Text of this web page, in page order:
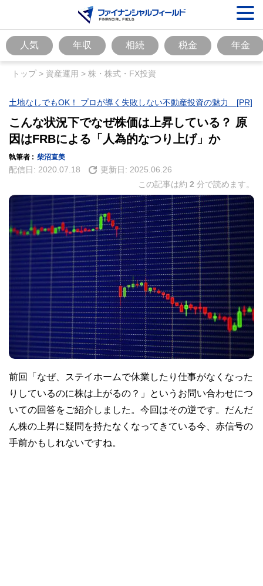
人気 年収 相続 税金 年金
トップ> 資産運用 > 株・株式・FX投資
土地なしでもOK！ プロが導く失敗しない不動産投資の魅力 [PR]
こんな状況下でなぜ株価は上昇している？ 原
因はFRBによる「人為的なつり上げ」か
執筆者 : 柴沼直美
配信日: 2020.07.18 更新日: 2025.06.26
この記事は約 2 分で読めます。
前回「なぜ、ステイホームで休業したり仕事がなくなった
りしているのに株は上がるの？」というお問い合わせにつ
いての回答をご紹介しました。今回はその逆です。だんだ
ん株の上昇に疑問を持たなくなってきている今、赤信号の
手前かもしれないですね。